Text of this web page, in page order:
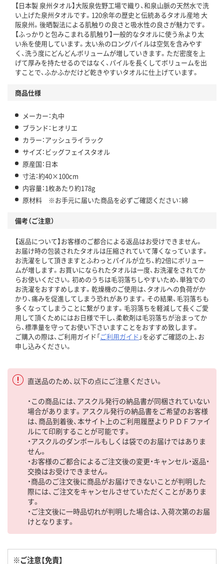
【日本製 泉州タオル】大阪泉佐野工場で織り、和泉山脈の天然水で洗
い上げた泉州タオルです。120余年の歴史と伝統あるタオル産地 大
阪泉州。後晒製法による肌触りの良さと吸水性の良さが魅力です。
【ふっかりと包みこまれる肌触り】一般的なタオルに使う糸より太
い糸を使用しています。太い糸のロングパイルは空気を含みやす
く、洗う度にどんどんボリュームが増していきます。ただ密度を上
げて厚みを持たせるのではなく、パイルを長くしてボリュームを出
すことで、ふかふかだけど乾きやすいタオルに仕上げています。
商品仕様
メーカー：丸中
ブランド：ヒオリエ
カラー：アッシュライラック
サイズ：ビッグフェイスタオル
原産国：日本
寸法：約40×100cm
内容量：1枚あたり約178g
原材料 ※お手元に届いた商品を必ずご確認ください：綿
備考（ご注意）
【返品について】お客様のご都合による返品はお受けできません。
お届け時の包装されたタオルは圧縮されていて薄くなっています。
お洗濯をして頂きますとふわっとパイルが立ち、約2倍にボリュー
ムが増します。お買いになられたタオルは一度、お洗濯をされてか
らお使いください。初めのうちは毛羽落ちしやすいため、単独での
お洗濯をおすすめします。乾燥機のご使用は、タオルへの負荷がか
かり、痛みを促進してしまう恐れがあります。その結果、毛羽落ちも
多くなってしまうことに繋がります。毛羽落ちを軽減して長くご愛
用して頂くためにはお日様で干し、柔軟剤は毛羽落ちが治まってか
ら、標準量を守ってお使い下さいますことをおすすめ致します。
ご購入の際は、ご利用ガイド「ご利用ガイド 」を必ずご確認の上、お
申し込みください。
直送品のため、以下の点にご注意ください。
・この商品には、アスクル発行の納品書が同梱されていない
場合があります。アスクル発行の納品書をご希望のお客様
は、商品到着後、本サイト上のご利用履歴よりＰＤＦファイ
ルにて印刷することが可能です。
・アスクルのダンボールもしくは袋でのお届けではありま
せん。
・お客様のご都合によるご注文後の変更・キャンセル・返品・
交換はお受けできません。
・商品のご注文後に商品がお届けできないことが判明した
際には、ご注文をキャンセルさせていただくことがありま
す。
・ご注文後に一時品切れが判明した場合は、入荷次第のお届
けとなります。
※ご注意【免責】